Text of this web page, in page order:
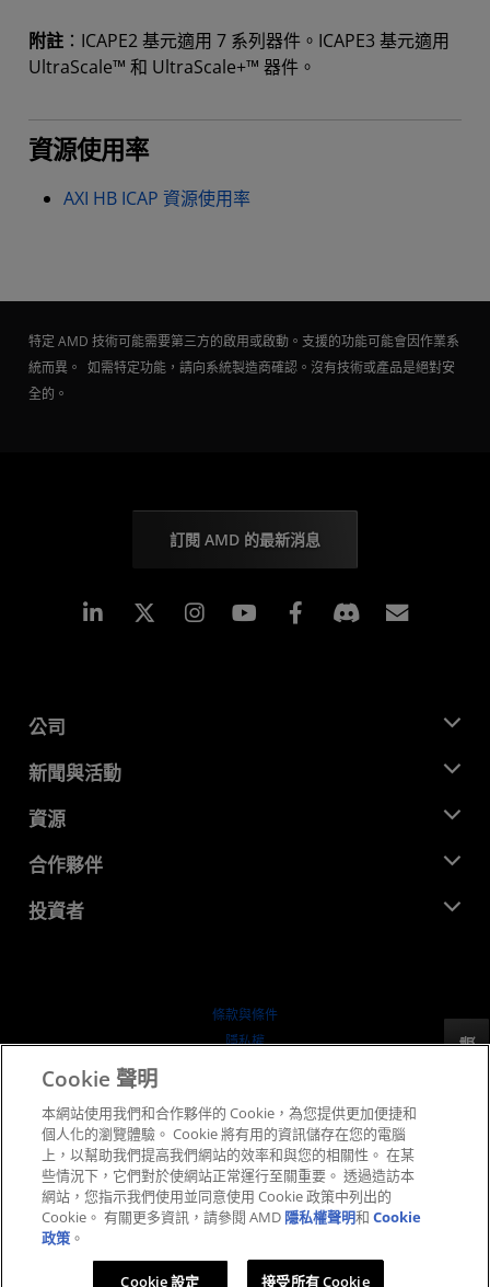
附註 ：ICAPE2 基元適用 7 系列器件。ICAPE3 基元適用
UltraScale™ 和 UltraScale+™ 器件。
資源使用率
AXI HB ICAP 資源使用率
特定 AMD 技術可能需要第三方的啟用或啟動。支援的功能可能會因作業系
統而異。 如需特定功能，請向系統製造商確認。沒有技術或產品是絕對安
全的。
訂閱 AMD 的最新消息
Linkedin Instagram Facebook
公司
關於 AMD
企業責任
招聘
聯絡我們
新聞與活動
新聞室
媒體庫
資源
開發者中心
案例研究
合作夥伴
AMD 合作夥伴中心
投資者
行情走勢
條款與條件
隱私權
公平公開競爭
英國稅務策略
Cookie 政策
Cookie 設定
反馈
Cookie 聲明
本網站使用我們和合作夥伴的 Cookie，為您提供更加便捷和
個人化的瀏覽體驗。 Cookie 將有用的資訊儲存在您的電腦
上，以幫助我們提高我們網站的效率和與您的相關性。 在某
些情況下，它們對於使網站正常運行至關重要。 透過造訪本
網站，您指示我們使用並同意使用 Cookie 政策中列出的
Cookie。 有關更多資訊，請參閱 AMD 隱私權聲明和Cookie
政策 。
Cookie 設定 接受所有 Cookie